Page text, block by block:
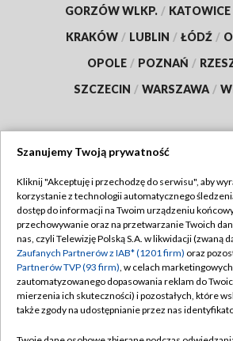
GORZÓW WLKP. / KATOWICE
KRAKÓW / LUBLIN / ŁÓDŹ /
OPOLE / POZNAŃ /
SZCZECIN / WARSZAWA /
TVP
Abonament TVP
Emisja w TVP
Centrum informacji TVP
Naziemna Telewizja Cyfrowa
Regulamin TVP
Polityka
Moje zgody
Pomoc
Szanujemy Twoją prywatność
Kliknij "Akceptuję i przechodzę do serwisu", aby
korzystanie z technologii automatycznego
dostęp do informacji na Twoim urządzeniu
przechowywanie oraz na przetwarzanie Twoich
nas, czyli Telewizję Polską S.A. w likwidacji (zwaną
Zaufanych Partnerów z IAB* (1201 firm) oraz
Partnerów TVP (93 firm), w celach
zautomatyzowanego dopasowania reklam do
mierzenia ich skuteczności) i pozostałych, które
także zgody na udostępnianie przez nas